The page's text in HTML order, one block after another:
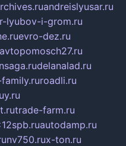
andreislyusar.ru
lyubov-i-grom.ru
evro-dez.ru
avtopomosch27.ru
delanalad.ru
roadli.ru
trade-farm.ru
autodamp.ru
nv750.rux-ton.ru